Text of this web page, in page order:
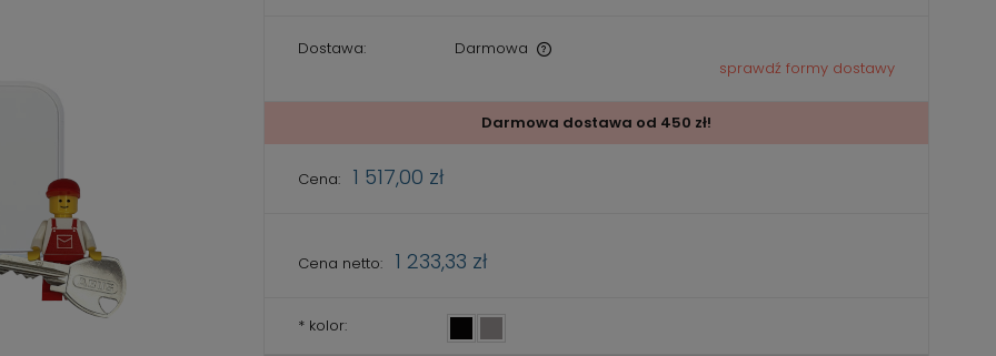
Dostawa: Darmowa
Cena nie zawiera ewentualnych
sprawdź formy dostawy
Darmowa dostawa od 450 zł!
Cena: 1 517,00 zł
Cena netto: 1 233,33 zł
* kolor: